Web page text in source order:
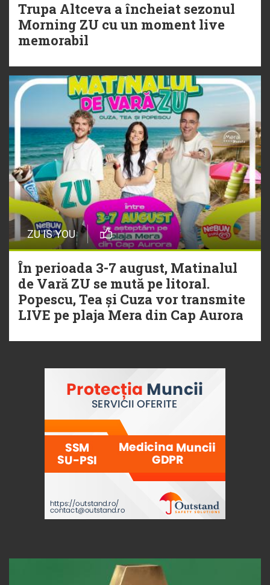
20 Iulie
Torpedoul lui Morar: Theo Rose -
Trupa Altceva a încheiat sezonul
Morning ZU cu un moment live
memorabil
ZU IS YOU
În perioada 3-7 august, Matinalul
de Vară ZU se mută pe litoral.
Popescu, Tea și Cuza vor transmite
LIVE pe plaja Mera din Cap Aurora